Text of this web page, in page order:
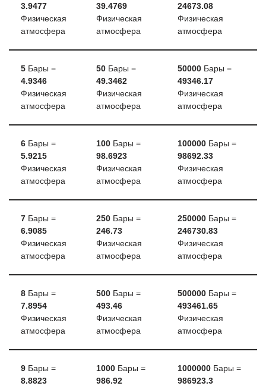
3.9477
Физическая
атмосфера
39.4769
Физическая
атмосфера
24673.08
Физическая
атмосфера
5 Бары =
4.9346
Физическая
атмосфера
50 Бары =
49.3462
Физическая
атмосфера
50000 Бары =
49346.17
Физическая
атмосфера
6 Бары =
5.9215
Физическая
атмосфера
100 Бары =
98.6923
Физическая
атмосфера
100000 Бары =
98692.33
Физическая
атмосфера
7 Бары =
6.9085
Физическая
атмосфера
250 Бары =
246.73
Физическая
атмосфера
250000 Бары =
246730.83
Физическая
атмосфера
8 Бары =
7.8954
Физическая
атмосфера
500 Бары =
493.46
Физическая
атмосфера
500000 Бары =
493461.65
Физическая
атмосфера
9 Бары =
8.8823
1000 Бары =
986.92
1000000 Бары =
986923.3